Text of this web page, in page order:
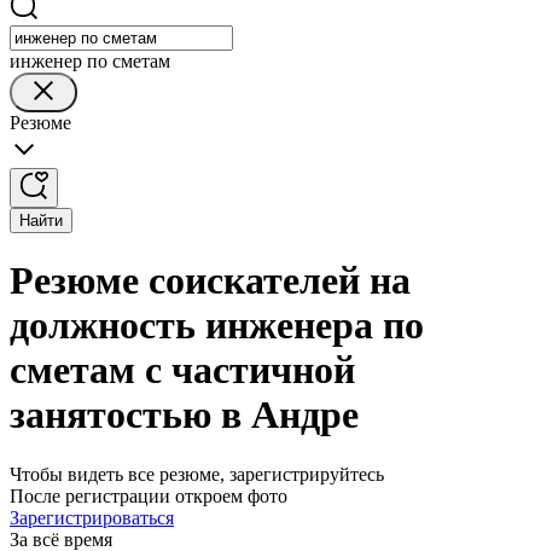
инженер по сметам
Резюме
Найти
Резюме соискателей на
должность инженера по
сметам с частичной
занятостью в Андре
Чтобы видеть все резюме, зарегистрируйтесь
После регистрации откроем фото
Зарегистрироваться
За всё время